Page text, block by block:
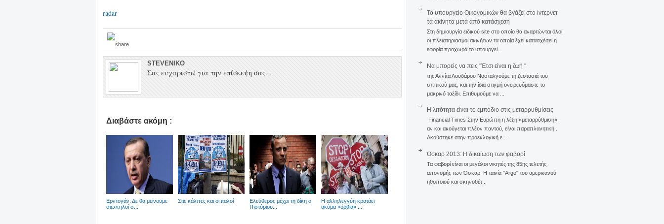
radar
STEVENIKO
Σας ευχαριστώ για την επίσκεψη σας...
Διαβάστε ακόμη :
Ερντογάν: Δε θα μείνουμε
σιωπηλοί σ...
Στις κάλπες και οι ιταλοί
Ελεύθερος μέχρι τη δίκη ο
Πιστόριου...
Η αλληλεγγύη κρατάει
ακόμα «όρθια» ...
To υπουργείο Οικονομικών θα βγάζει στο ίντερνετ
τα ακίνητα μετά από κατάσχεση
Στη δημιουργία ειδικού site στο οποίο θα αναρτώνται όλοι
οι πλειστηριασμοί ακινήτων τα οποία έχει κατασχέσει η
εφορία προχωρά το υπουργεί...
Να μπορείς να πεις ''Έτσι είναι η ζωή ''
της Αννίτα Λουδάρου Νοσταλγούμε τη ζεστασιά του
σπιτικού μας, και την ίδια στιγμή ονειρευόμαστε το
μακρινό ταξίδι. Επιθυμούμε να ...
Η λιτότητα είναι το εμπόδιο στις μεταρρυθμίσεις
Financial Times Στην Ευρώπη η λέξη «μεταρρύθμιση»,
αν και ακούγεται πλέον παντού, είναι παραπλανητική .
Ακούστηκε στην προεκλογική ε...
Όσκαρ 2013: Η δικαίωση των φαβορί
Τα φαβορί είναι οι μεγάλοι νικητές της 85ης τελετής
απονομής των Όσκαρ. Η ταινία "Αrgo" του αμερικανού
ηθοποιού και σκηνοθέτ...